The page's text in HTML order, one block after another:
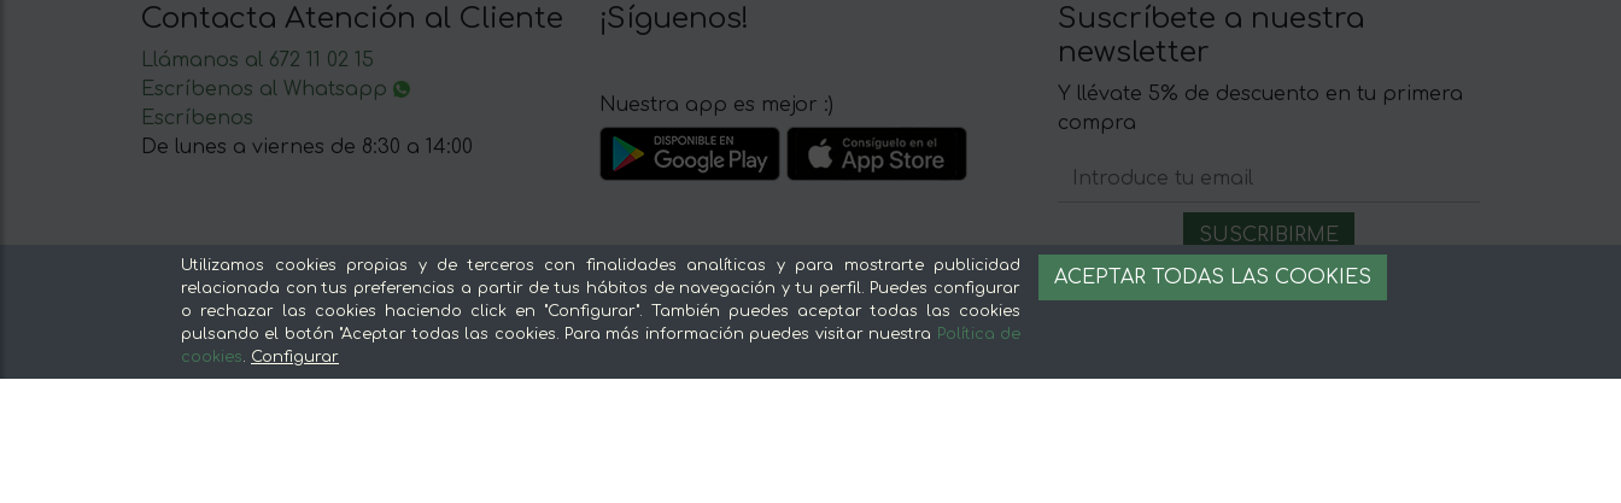
Contacta Atención al Cliente
Llámanos al 672 11 02 15
Escríbenos al Whatsapp
Escríbenos
De lunes a viernes de 8:30 a 14:00
¡Síguenos!
Nuestra app es mejor :)
Suscríbete a nuestra
newsletter
Y llévate 5% de descuento en tu primera
compra
Nuestras secciones
Del productor, sin intermediarios
Tiendas Especializadas y Productos
Sobre mentta
Ventajas de comprar comida online en
Legal
Utilizamos cookies propias y de terceros con finalidades analíticas y para mostrarte publicidad
relacionada con tus preferencias a partir de tus hábitos de navegación y tu perfil. Puedes configurar
o rechazar las cookies haciendo click en "Configurar". También puedes aceptar todas las cookies
pulsando el botón "Aceptar todas las cookies. Para más información puedes visitar nuestra Política de
cookies. Configurar
ACEPTAR TODAS LAS COOKIES